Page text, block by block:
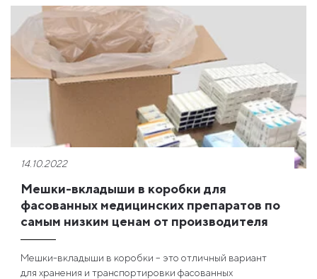
14.10.2022
Мешки-вкладыши в коробки для
фасованных медицинских препаратов по
самым низким ценам от производителя
Мешки-вкладыши в коробки – это отличный вариант
для хранения и транспортировки фасованных